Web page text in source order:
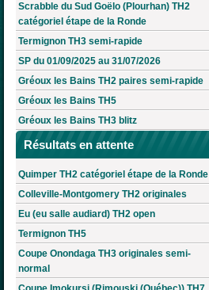
Scrabble du Sud Goëlo (Plourhan) TH2
catégoriel étape de la Ronde
Termignon TH3 semi-rapide
SP du 01/09/2025 au 31/07/2026
Gréoux les Bains TH2 paires semi-rapide
Gréoux les Bains TH5
Gréoux les Bains TH3 blitz
Résultats en attente
Quimper TH2 catégoriel étape de la Ronde
Colleville-Montgomery TH2 originales
Eu (eu salle audiard) TH2 open
Termignon TH5
Coupe Onondaga TH3 originales semi-
normal